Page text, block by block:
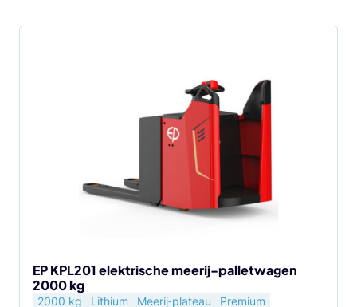
EP KPL201 elektrische meerij-palletwagen
2000 kg
2000 kg Lithium Meerij‑plateau Premium